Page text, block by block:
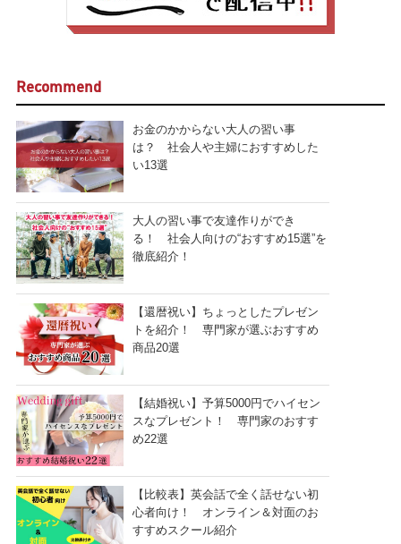
Recommend
お金のかからない大人の習い事
は？ 社会人や主婦におすすめした
い13選
大人の習い事で友達作りができ
る！ 社会人向けの“おすすめ15選”を
徹底紹介！
【還暦祝い】ちょっとしたプレゼン
トを紹介！ 専門家が選ぶおすすめ
商品20選
【結婚祝い】予算5000円でハイセン
スなプレゼント！ 専門家のおすす
め22選
【比較表】英会話で全く話せない初
心者向け！ オンライン＆対面のお
すすめスクール紹介